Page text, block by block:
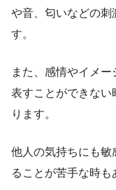
や音、匂いなどの刺
す。
また、感情やイメ
表すことができない
ります。
他人の気持ちにも敏
ることが苦手な時も